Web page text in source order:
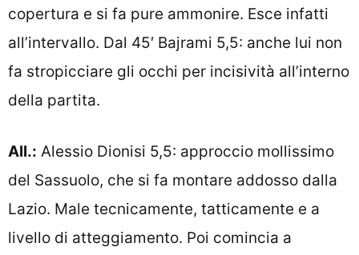
copertura e si fa pure ammonire. Esce infatti
all’intervallo. Dal 45′ Bajrami 5,5: anche lui non
fa stropicciare gli occhi per incisività all’interno
della partita.
All.: Alessio Dionisi 5,5: approccio mollissimo
del Sassuolo, che si fa montare addosso dalla
Lazio. Male tecnicamente, tatticamente e a
livello di atteggiamento. Poi comincia a